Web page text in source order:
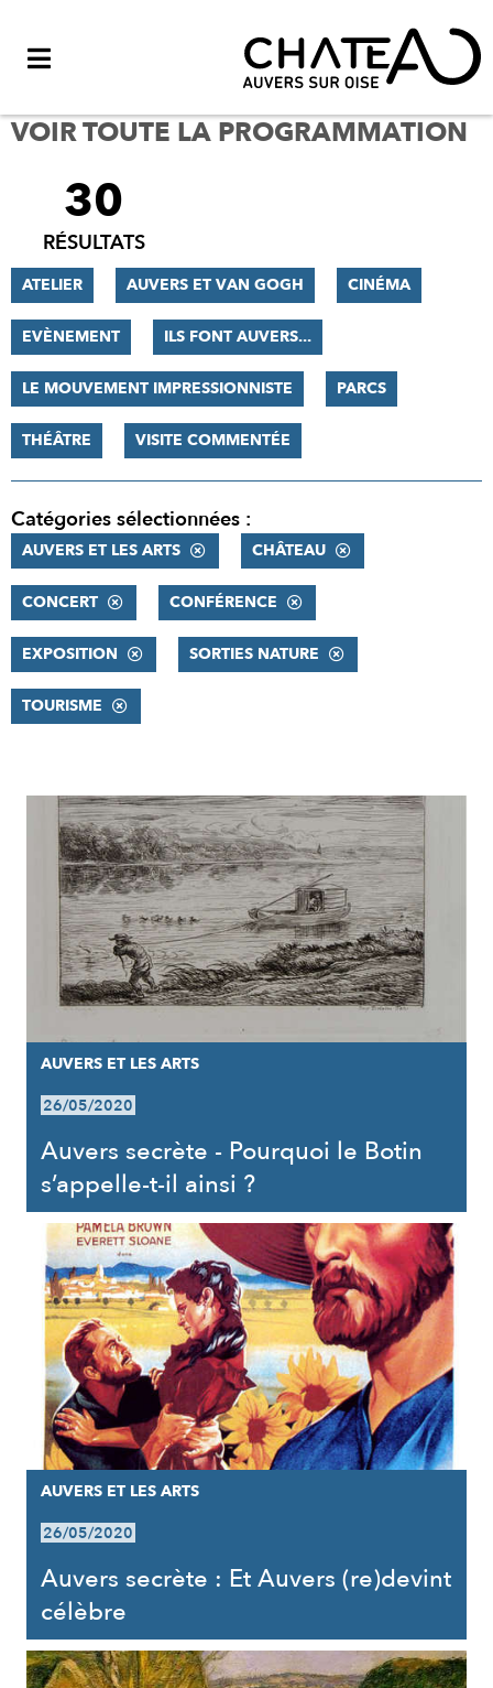
VOIR TOUTE LA PROGRAMMATION
FILTRER
RÉSULTATS
30
RÉSULTATS
ATELIER AUVERS ET VAN GOGH CINÉMA
EVÈNEMENT ILS FONT AUVERS...
LE MOUVEMENT IMPRESSIONNISTE PARCS
THÉÂTRE VISITE COMMENTÉE
Catégories sélectionnées :
AUVERS ET LES ARTS CHÂTEAU
CONCERT CONFÉRENCE
EXPOSITION SORTIES NATURE
TOURISME
RÉSULTATS
AUVERS ET LES ARTS
26/05/2020
Auvers secrète - Pourquoi le Botin
s’appelle-t-il ainsi ?
AUVERS ET LES ARTS
26/05/2020
Auvers secrète : Et Auvers (re)devint
célèbre